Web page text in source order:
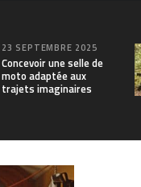
23 SEPTEMBRE 2025
Concevoir une selle de
moto adaptée aux
trajets imaginaires